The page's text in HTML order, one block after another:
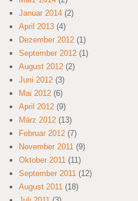
Januar 2014 (2)
April 2013 (4)
Dezember 2012 (1)
September 2012 (1)
August 2012 (2)
Juni 2012 (3)
Mai 2012 (6)
April 2012 (9)
März 2012 (13)
Februar 2012 (7)
November 2011 (9)
Oktober 2011 (11)
September 2011 (12)
August 2011 (18)